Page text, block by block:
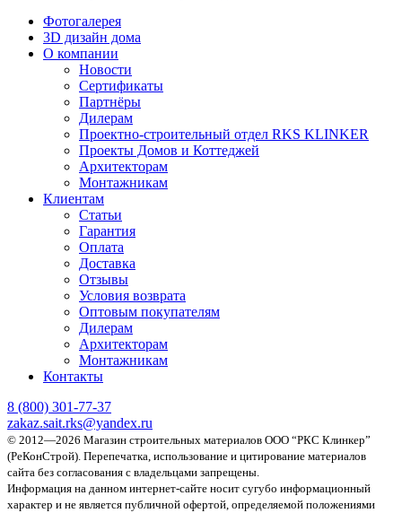
Фотогалерея
3D дизайн дома
О компании
Новости
Сертификаты
Партнёры
Дилерам
Проектно-строительный отдел RKS KLINKER
Проекты Домов и Коттеджей
Архитекторам
Монтажникам
Клиентам
Статьи
Гарантия
Оплата
Доставка
Отзывы
Условия возврата
Оптовым покупателям
Дилерам
Архитекторам
Монтажникам
Контакты
8 (800) 301-77-37
zakaz.sait.rks@yandex.ru
© 2012—2026 Магазин строительных материалов ООО “РКС Клинкер”
(РеКонСтрой). Перепечатка, использование и цитирование материалов
сайта без согласования с владельцами запрещены.
Информация на данном интернет-сайте носит сугубо информационный
характер и не является публичной офертой, определяемой положениями